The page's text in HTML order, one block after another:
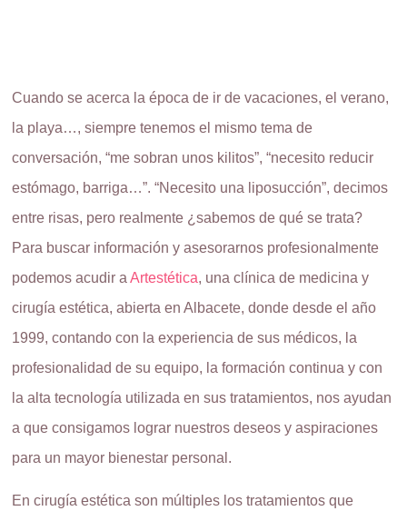
Cuando se acerca la época de ir de vacaciones, el verano,
la playa…, siempre tenemos el mismo tema de
conversación, “me sobran unos kilitos”, “necesito reducir
estómago, barriga…”. “Necesito una liposucción”, decimos
entre risas, pero realmente ¿sabemos de qué se trata?
Para buscar información y asesorarnos profesionalmente
podemos acudir aArtestética, una clínica de medicina y
cirugía estética, abierta en Albacete, donde desde el año
1999, contando con la experiencia de sus médicos, la
profesionalidad de su equipo, la formación continua y con
la alta tecnología utilizada en sus tratamientos, nos ayudan
a que consigamos lograr nuestros deseos y aspiraciones
para un mayor bienestar personal.
En cirugía estética son múltiples los tratamientos que